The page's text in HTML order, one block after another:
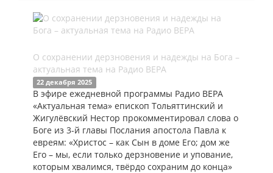
О сохранении дерзновения и надежды на Бога –
актуальная тема на Радио ВЕРА
22 декабря 2025
В эфире ежедневной программы Радио ВЕРА
«Актуальная тема» епископ Тольяттинский и
Жигулёвский Нестор прокомментировал слова о
Боге из 3-й главы Послания апостола Павла к
евреям: «Христос – как Сын в доме Его; дом же
Его – мы, если только дерзновение и упование,
которым хвалимся, твёрдо сохраним до конца»